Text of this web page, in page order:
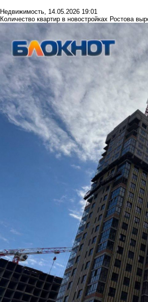
Недвижимость, 14.05.2026 19:01
Количество квартир в новостройках Ростова